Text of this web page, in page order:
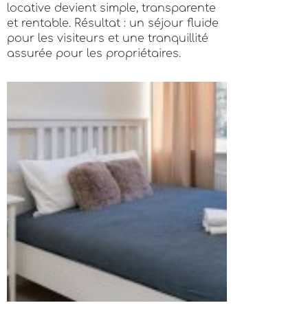
locative devient simple, transparente
et rentable. Résultat : un séjour fluide
pour les visiteurs et une tranquillité
assurée pour les propriétaires.